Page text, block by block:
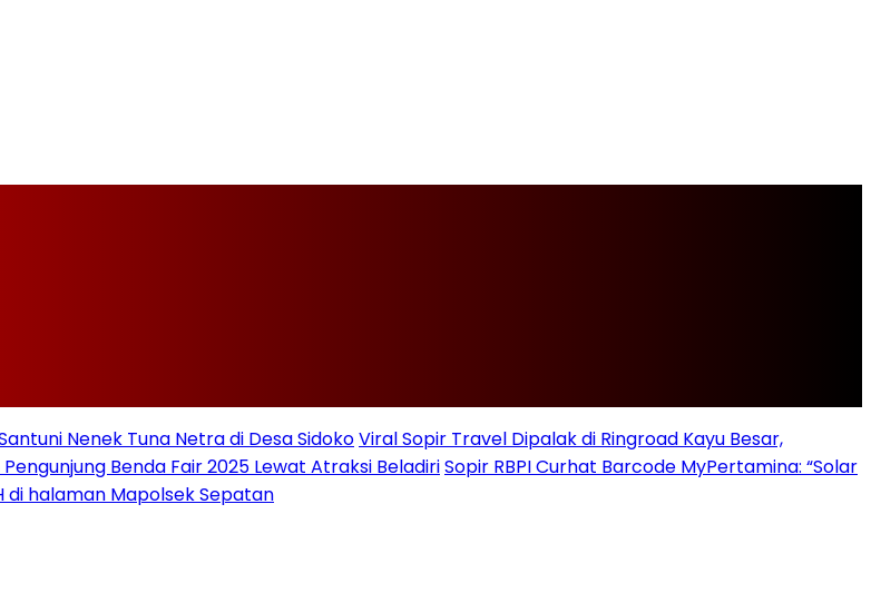
Nenek Tuna Netra di Desa SidokoViral Sopir Travel Dipalak di Ringroad Kayu Besar,
Benda Fair 2025 Lewat Atraksi BeladiriSopir RBPI Curhat Barcode MyPertamina: “Solar
di halaman Mapolsek Sepatan